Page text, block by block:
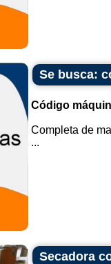
Se busca:
Código
Completa de
...
Secadora